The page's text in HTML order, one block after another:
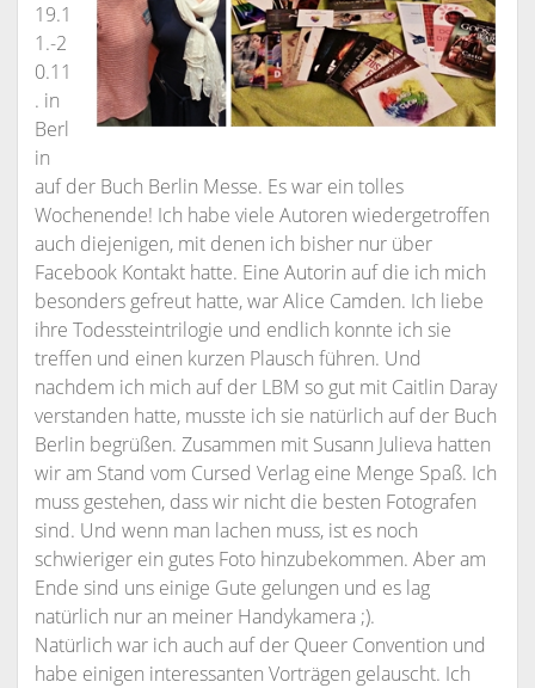
19.1
1.-2
0.11
. in
Berl
in
auf der Buch Berlin Messe. Es war ein tolles
Wochenende! Ich habe viele Autoren wiedergetroffen
auch diejenigen, mit denen ich bisher nur über
Facebook Kontakt hatte. Eine Autorin auf die ich mich
besonders gefreut hatte, war Alice Camden. Ich liebe
ihre Todessteintrilogie und endlich konnte ich sie
treffen und einen kurzen Plausch führen. Und
nachdem ich mich auf der LBM so gut mit Caitlin Daray
verstanden hatte, musste ich sie natürlich auf der Buch
Berlin begrüßen. Zusammen mit Susann Julieva hatten
wir am Stand vom Cursed Verlag eine Menge Spaß. Ich
muss gestehen, dass wir nicht die besten Fotografen
sind. Und wenn man lachen muss, ist es noch
schwieriger ein gutes Foto hinzubekommen. Aber am
Ende sind uns einige Gute gelungen und es lag
natürlich nur an meiner Handykamera ;).
Natürlich war ich auch auf der Queer Convention und
habe einigen interessanten Vorträgen gelauscht. Ich